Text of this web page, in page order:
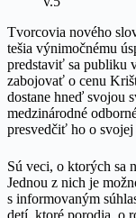
Tvorcovia nového
tešia výnimočnému
predstaviť sa publiku
zabojovať o cenu
dostane hneď svojou
medzinárodné
presvedčiť ho o
Sú veci, o ktorých sa
Jednou z nich je
s informovaným
detí, ktoré porodia, o